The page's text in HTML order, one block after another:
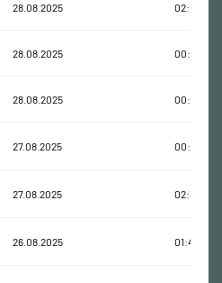
28.08.2025 02:02:41
28.08.2025 00:41:51
28.08.2025 00:24:53
27.08.2025 00:42:17
27.08.2025 02:32:50
26.08.2025 01:41:16